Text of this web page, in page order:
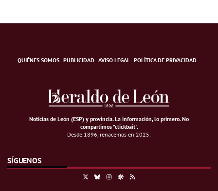
QUIÉNES SOMOS PUBLICIDAD AVISO LEGAL POLÍTICA DE PRIVACIDAD
Noticias de León (ESP) y provincia. La información, lo primero.No
compartimos "clickbait".
Desde 1896, renacemos en 2025.
SÍGUENOS
BlueskyInstagramGoogle Discover